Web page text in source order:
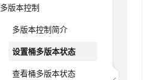
多版本控制
多版本控制简介
设置桶多版本状态
查看桶多版本状态